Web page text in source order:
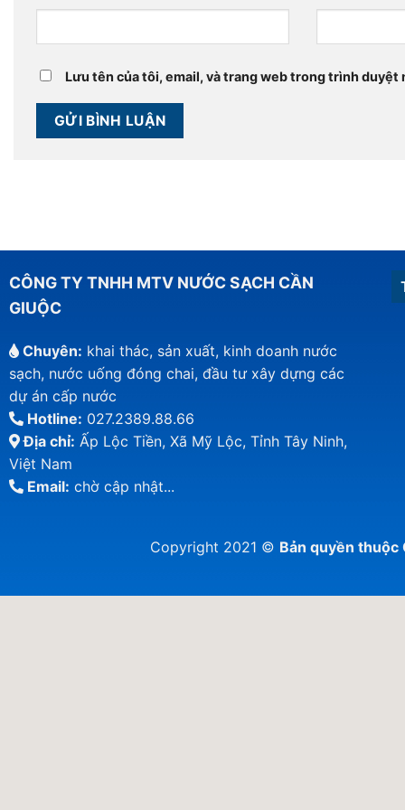
Lưu tên của tôi, email, và trang web trong trình duyệt
CÔNG TY TNHH MTV NƯỚC SẠCH CẦN
GIUỘC
Chuyên: khai thác, sản xuất, kinh doanh nước
sạch, nước uống đóng chai, đầu tư xây dựng các
dự án cấp nước
Hotline: 027.2389.88.66
Địa chỉ: Ấp Lộc Tiền, Xã Mỹ Lộc, Tỉnh Tây Ninh,
Việt Nam
Email: chờ cập nhật...
Copyright 2021 © Bản quyền thuộc